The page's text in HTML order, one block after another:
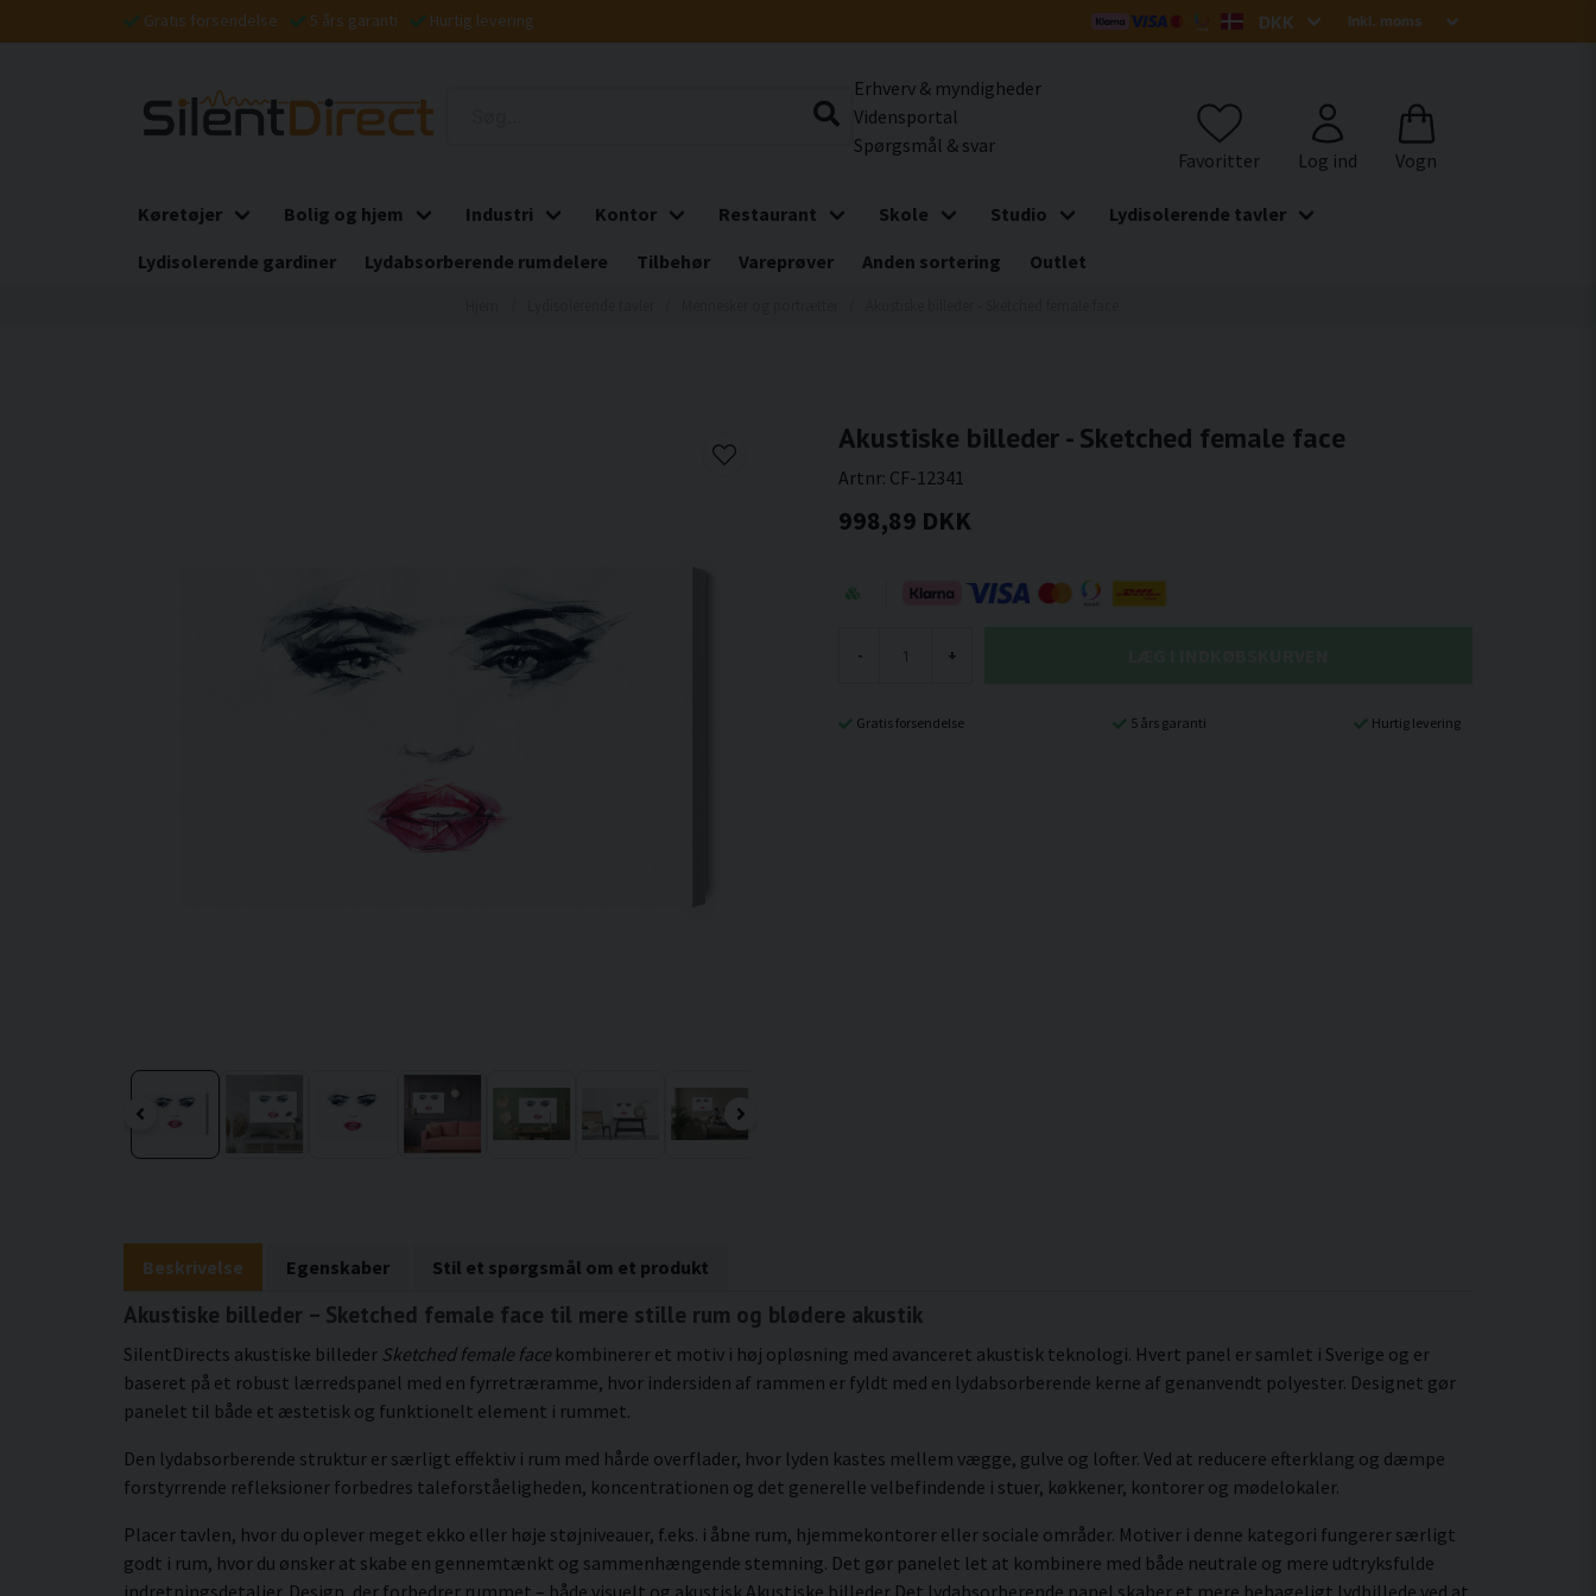
Gratis forsendelse 5 års garanti Hurtig levering
Erhverv & myndigheder
Vidensportal
Spørgsmål & svar
Køretøjer Bolig og hjem Industri Kontor Restaurant Skole Studio
Lydisolerende tavler
Lydisolerende gardiner
Lydabsorberende rumdelere Tilbehør Vareprøver Anden sortering Outlet
Akustiske billeder - Sketched female face
Artnr: CF-12341
998,89 DKK
- +
Gratis forsendelse 5 års garanti Hurtig levering
Beskrivelse Egenskaber Stil et spørgsmål om et produkt
Akustiske billeder – Sketched female face til mere stille rum og blødere akustik
SilentDirects akustiske billeder Sketched female face kombinerer et motiv i høj opløsning med avanceret akustisk teknologi. Hvert panel er samlet i Sverige og er
baseret på et robust lærredspanel med en fyrretræramme, hvor indersiden af rammen er fyldt med en lydabsorberende kerne af genanvendt polyester. Designet gør
panelet til både et æstetisk og funktionelt element i rummet.
Den lydabsorberende struktur er særligt effektiv i rum med hårde overflader, hvor lyden kastes mellem vægge, gulve og lofter. Ved at reducere efterklang og dæmpe
forstyrrende refleksioner forbedres taleforståeligheden, koncentrationen og det generelle velbefindende i stuer, køkkener, kontorer og mødelokaler.
Placer tavlen, hvor du oplever meget ekko eller høje støjniveauer, f.eks. i åbne rum, hjemmekontorer eller sociale områder. Motiver i denne kategori fungerer særligt
godt i rum, hvor du ønsker at skabe en gennemtænkt og sammenhængende stemning. Det gør panelet let at kombinere med både neutrale og mere udtryksfulde
indretningsdetaljer. Design, der forbedrer rummet – både visuelt og akustisk Akustiske billeder Det lydabsorberende panel skaber et mere behageligt lydbillede ved at